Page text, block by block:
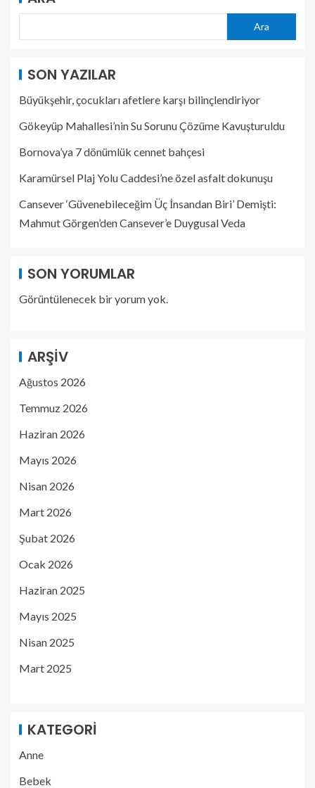
Ara
SON YAZILAR
Büyükşehir, çocukları afetlere karşı bilinçlendiriyor
Gökeyüp Mahallesi’nin Su Sorunu Çözüme Kavuşturuldu
Bornova’ya 7 dönümlük cennet bahçesi
Karamürsel Plaj Yolu Caddesi’ne özel asfalt dokunuşu
Cansever ‘Güvenebileceğim Üç İnsandan Biri’ Demişti:
Mahmut Görgen’den Cansever’e Duygusal Veda
SON YORUMLAR
Görüntülenecek bir yorum yok.
ARŞIV
Ağustos 2026
Temmuz 2026
Haziran 2026
Mayıs 2026
Nisan 2026
Mart 2026
Şubat 2026
Ocak 2026
Haziran 2025
Mayıs 2025
Nisan 2025
Mart 2025
KATEGORI
Anne
Bebek